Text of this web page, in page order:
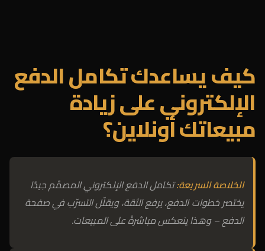
كيف يساعدك تكامل الدفع
الإلكتروني على زيادة
مبيعاتك أونلاين؟
الخلاصة السريعة:تكامل الدفع الإلكتروني المصمَّم جيدًا
يختصر خطوات الدفع، يرفع الثقة، ويقلّل التسرّب في صفحة
الدفع – وهذا ينعكس مباشرةً على المبيعات.